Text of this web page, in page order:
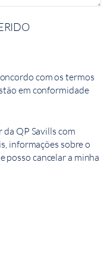
com os termos
em conformidade
QP Savills com
informações sobre o
posso cancelar a minha